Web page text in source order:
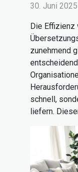
30. Juni 2025
Die
zunehmend
schnell,
liefern.